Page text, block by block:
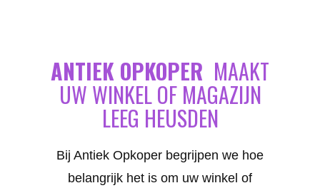
ANTIEK OPKOPER MAAKT
UW WINKEL OF MAGAZIJN
LEEG HEUSDEN
Bij Antiek Opkoper begrijpen we hoe
belangrijk het is om uw winkel of